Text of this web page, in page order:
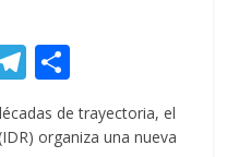
T
el
e
o
m
de trayectoria, el
organiza una nueva